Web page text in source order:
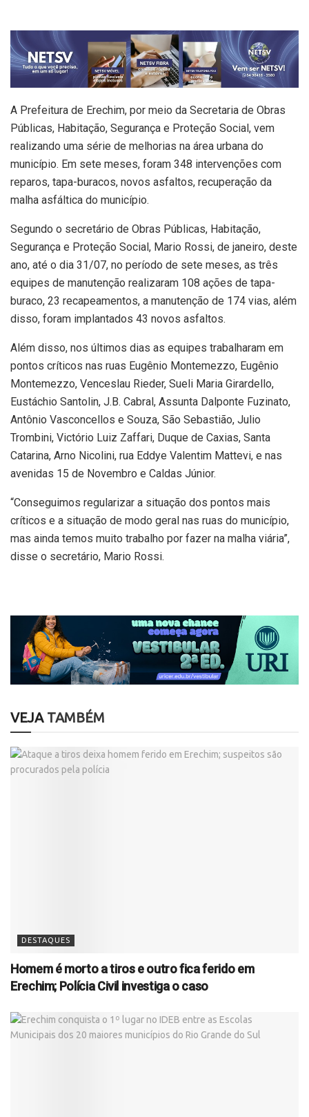
A Prefeitura de Erechim, por meio da Secretaria de Obras
Públicas, Habitação, Segurança e Proteção Social, vem
realizando uma série de melhorias na área urbana do
município. Em sete meses, foram 348 intervenções com
reparos, tapa-buracos, novos asfaltos, recuperação da
malha asfáltica do município.
Segundo o secretário de Obras Públicas, Habitação,
Segurança e Proteção Social, Mario Rossi, de janeiro, deste
ano, até o dia 31/07, no período de sete meses, as três
equipes de manutenção realizaram 108 ações de tapa-
buraco, 23 recapeamentos, a manutenção de 174 vias, além
disso, foram implantados 43 novos asfaltos.
Além disso, nos últimos dias as equipes trabalharam em
pontos críticos nas ruas Eugênio Montemezzo, Eugênio
Montemezzo, Venceslau Rieder, Sueli Maria Girardello,
Eustáchio Santolin, J.B. Cabral, Assunta Dalponte Fuzinato,
Antônio Vasconcellos e Souza, São Sebastião, Julio
Trombini, Victório Luiz Zaffari, Duque de Caxias, Santa
Catarina, Arno Nicolini, rua Eddye Valentim Mattevi, e nas
avenidas 15 de Novembro e Caldas Júnior.
“Conseguimos regularizar a situação dos pontos mais
críticos e a situação de modo geral nas ruas do município,
mas ainda temos muito trabalho por fazer na malha viária”,
disse o secretário, Mario Rossi.
VEJATAMBÉM
DESTAQUES
Homem é morto a tiros e outro fica ferido em
Erechim; Polícia Civil investiga o caso